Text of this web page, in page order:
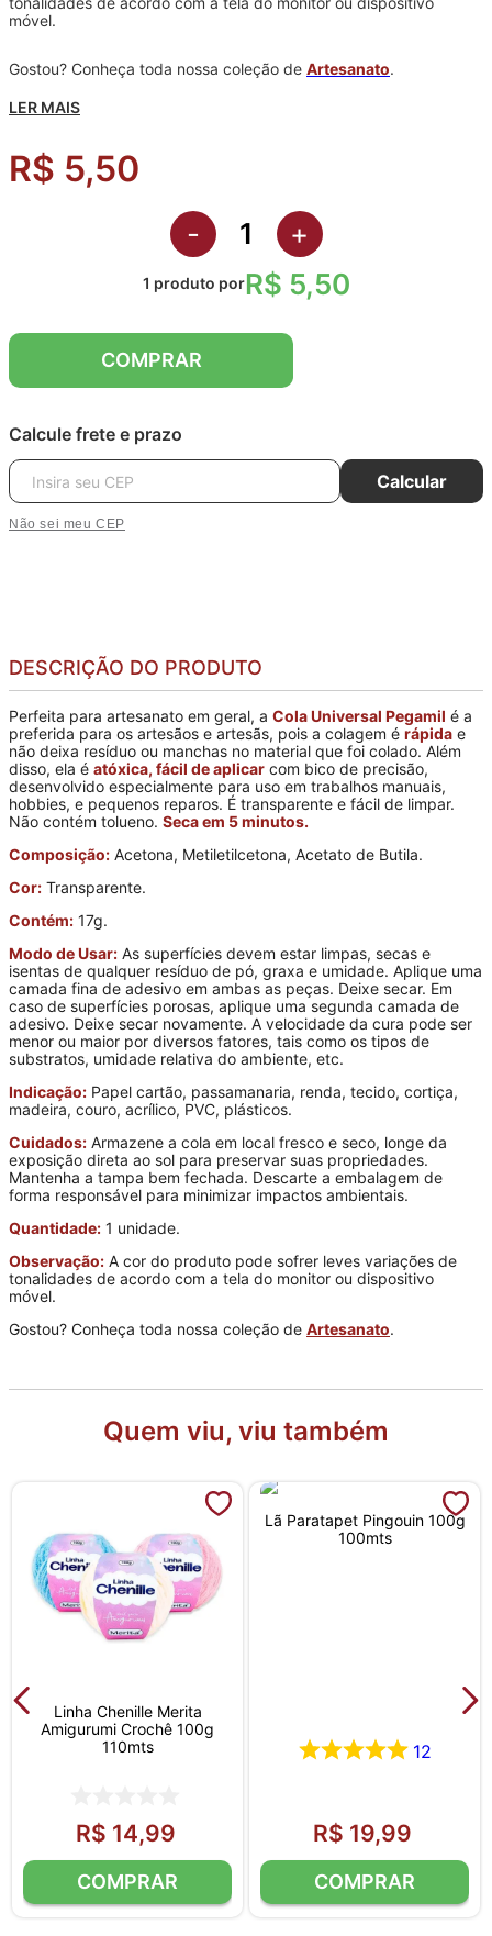
móvel.
Gostou? Conheça toda nossa coleção de Artesanato.
LER MAIS
R$ 5,50
- +
1 produto porR$ 5,50
COMPRAR
Calcule frete e prazo
Calcular
Não sei meu CEP
DESCRIÇÃO DO PRODUTO
Perfeita para artesanato em geral, a Cola Universal Pegamil é a
preferida para os artesãos e artesãs, pois a colagem é rápida e
não deixa resíduo ou manchas no material que foi colado. Além
disso, ela é atóxica, fácil de aplicar com bico de precisão,
desenvolvido especialmente para uso em trabalhos manuais,
hobbies, e pequenos reparos. É transparente e fácil de limpar.
Não contém tolueno. Seca em 5 minutos.
Composição: Acetona, Metiletilcetona, Acetato de Butila.
Cor: Transparente.
Contém: 17g.
Modo de Usar: As superfícies devem estar limpas, secas e
isentas de qualquer resíduo de pó, graxa e umidade. Aplique uma
camada fina de adesivo em ambas as peças. Deixe secar. Em
caso de superfícies porosas, aplique uma segunda camada de
adesivo. Deixe secar novamente. A velocidade da cura pode ser
menor ou maior por diversos fatores, tais como os tipos de
substratos, umidade relativa do ambiente, etc.
Indicação: Papel cartão, passamanaria, renda, tecido, cortiça,
madeira, couro, acrílico, PVC, plásticos.
Cuidados: Armazene a cola em local fresco e seco, longe da
exposição direta ao sol para preservar suas propriedades.
Mantenha a tampa bem fechada. Descarte a embalagem de
forma responsável para minimizar impactos ambientais.
Quantidade: 1 unidade.
Observação: A cor do produto pode sofrer leves variações de
tonalidades de acordo com a tela do monitor ou dispositivo
móvel.
Gostou? Conheça toda nossa coleção de Artesanato.
Quem viu, viu também
Linha Chenille Merita
Amigurumi Crochê 100g
110mts
R$ 14,99
Lã Paratapet Pingouin 100g
100mts
12
R$ 19,99